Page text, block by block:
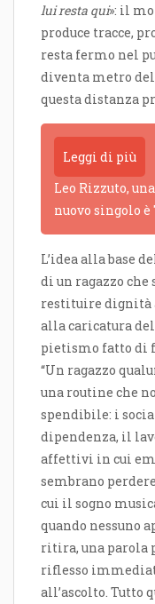
lui resta qui»: il
produce tracce,
resta fermo nel
diventa metro
questa distanza
Leggi di più
Leo Rizzuto,
nuovo singolo
L’idea alla base
di un ragazzo che
restituire dignità
alla caricatura
pietismo fatto di
“Un ragazzo
una routine che
spendibile: i
dipendenza, il
affettivi in cui
sembrano
cui il sogno
quando nessuno
ritira, una parola
riflesso
all’ascolto. Tutto